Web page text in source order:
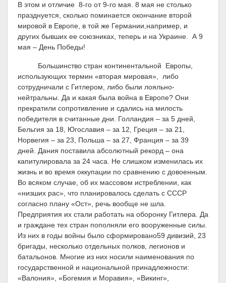
В этом и отличие 8-го от 9-го мая. 8 мая не столько
празднуется, сколько поминается окончание второй
мировой в Европе, в той же Германии,например, и
других бывших ее союзниках, теперь и на Украине. А 9
мая – День Победы!
Большинство стран континентальной Европы,
использующих термин «вторая мировая», либо
сотрудничали с Гитлером, либо были лояльно-
нейтральны. Да и какая была война в Европе? Они
прекратили сопротивление и сдались на милость
победителя в считанные дни. Голландия – за 5 дней,
Бельгия за 18, Югославия – за 12, Греция – за 21,
Норвегия – за 23, Польша – за 27, Франция – за 39
дней. Дания поставила абсолютный рекорд – она
капитулировала за 24 часа. Не слишком изменилась их
жизнь и во время оккупации по сравнению с довоенным.
Во всяком случае, об их массовом истреблении, как
«низших рас», что планировалось сделать с СССР
согласно плану «Ост», речь вообще не шла.
Предприятия их стали работать на оборонку Гитлера. Да
и граждане тех стран пополняли его вооруженные силы.
Из них в годы войны было сформировано59 дивизий, 23
бригады, несколько отдельных полков, легионов и
батальонов. Многие из них носили наименования по
государственной и национальной принадлежности:
«Валония», «Богемия и Моравия», «Викинг»,